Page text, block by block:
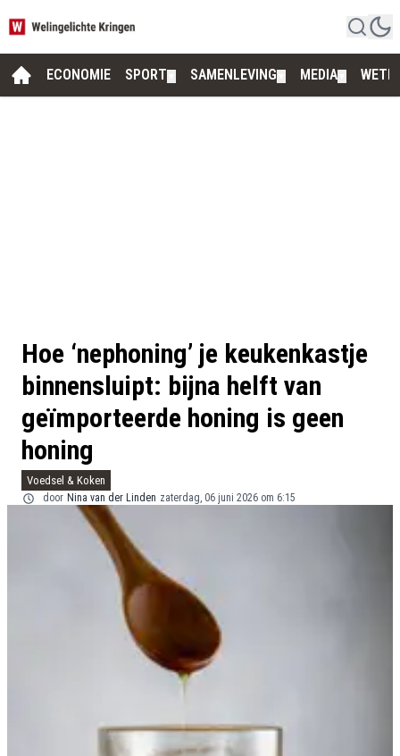
ECONOMIE SPORT SAMENLEVING MEDIA
Hoe ‘nephoning’ je keukenkastje
binnensluipt: bijna helft van
geïmporteerde honing is geen
honing
Voedsel & Koken
door Nina van der Linden zaterdag, 06 juni 2026 om 6:15